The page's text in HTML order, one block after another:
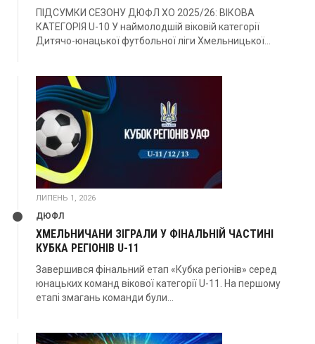
ПІДСУМКИ СЕЗОНУ ДЮФЛ ХО 2025/26: ВІКОВА
КАТЕГОРІЯ U-10 У наймолодшій віковій категорії
Дитячо-юнацької футбольної ліги Хмельницької...
ЛИПЕНЬ 1, 2026
ДЮФЛ
ХМЕЛЬНИЧАНИ ЗІГРАЛИ У ФІНАЛЬНІЙ ЧАСТИНІ
КУБКА РЕГІОНІВ U-11
Завершився фінальний етап «Кубка регіонів» серед
юнацьких команд вікової категорії U-11. На першому
етапі змагань команди були...